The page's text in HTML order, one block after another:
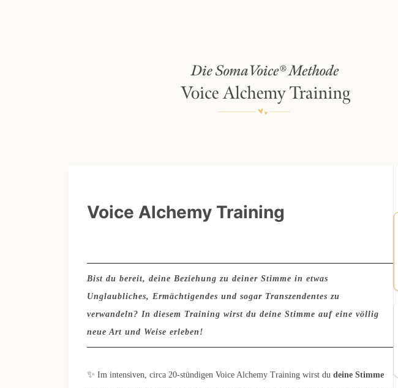
Voice Alchemy Training
Bist du bereit, deine Beziehung zu deiner Stimme in etwas
Unglaubliches, Ermächtigendes und sogar Transzendentes zu
verwandeln? In diesem Training wirst du deine Stimme auf eine völlig
neue Art und Weise erleben!
✨ Im intensiven, circa 20-stündigen Voice Alchemy Training wirst du deine Stimme